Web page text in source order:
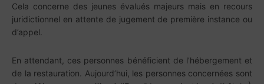
Cela concerne des jeunes évalués majeurs mais en recours
juridictionnel en attente de jugement de première instance ou
d’appel.
En attendant, ces personnes bénéficient de l’hébergement et
de la restauration. Aujourd’hui, les personnes concernées sont